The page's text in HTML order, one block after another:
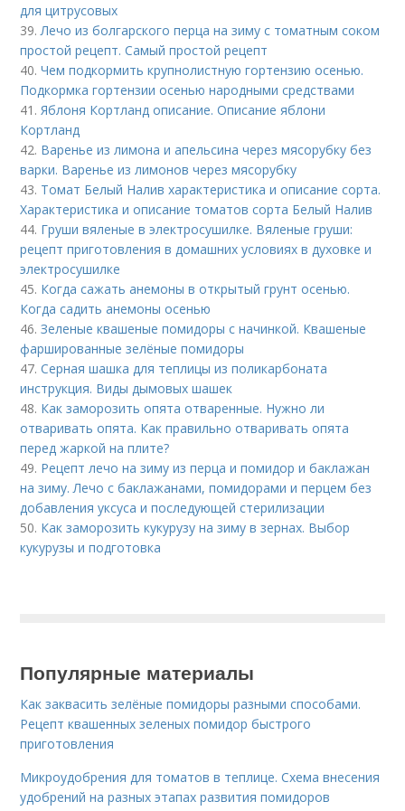
для цитрусовых
39.Лечо из болгарского перца на зиму с томатным соком
простой рецепт. Самый простой рецепт
40.Чем подкормить крупнолистную гортензию осенью.
Подкормка гортензии осенью народными средствами
41.Яблоня Кортланд описание. Описание яблони
Кортланд
42. Варенье из лимона и апельсина через мясорубку без
варки. Варенье из лимонов через мясорубку
43. Томат Белый Налив характеристика и описание сорта.
Характеристика и описание томатов сорта Белый Налив
44. Груши вяленые в электросушилке. Вяленые груши:
рецепт приготовления в домашних условиях в духовке и
электросушилке
45. Когда сажать анемоны в открытый грунт осенью.
Когда садить анемоны осенью
46.Зеленые квашеные помидоры с начинкой. Квашеные
фаршированные зелёные помидоры
47.Серная шашка для теплицы из поликарбоната
инструкция. Виды дымовых шашек
48. Как заморозить опята отваренные. Нужно ли
отваривать опята. Как правильно отваривать опята
перед жаркой на плите?
49. Рецепт лечо на зиму из перца и помидор и баклажан
на зиму. Лечо с баклажанами, помидорами и перцем без
добавления уксуса и последующей стерилизации
50. Как заморозить кукурузу на зиму в зернах. Выбор
кукурузы и подготовка
Популярные материалы
Как заквасить зелёные помидоры разными способами.
Рецепт квашенных зеленых помидор быстрого
приготовления
Микроудобрения для томатов в теплице. Схема внесения
удобрений на разных этапах развития помидоров